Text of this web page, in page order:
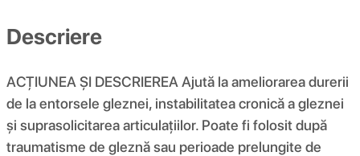
Descriere
ACȚIUNEA ȘI DESCRIEREA Ajută la ameliorarea durerii
de la entorsele gleznei, instabilitatea cronică a gleznei
și suprasolicitarea articulațiilor. Poate fi folosit după
traumatisme de gleznă sau perioade prelungite de